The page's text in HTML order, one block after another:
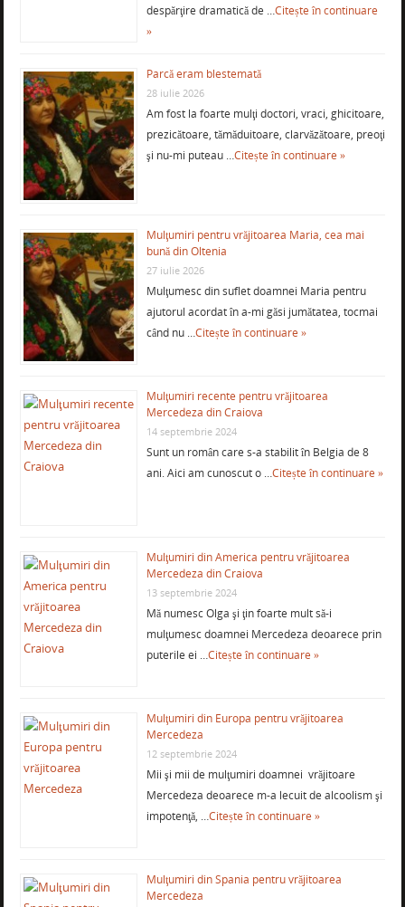
despărţire dramatică de …Citește în continuare
»
Parcă eram blestemată
28 iulie 2026
Am fost la foarte mulţi doctori, vraci, ghicitoare,
prezicătoare, tămăduitoare, clarvăzătoare, preoţi
şi nu-mi puteau …Citește în continuare »
Mulţumiri pentru vrăjitoarea Maria, cea mai
bună din Oltenia
27 iulie 2026
Mulţumesc din suflet doamnei Maria pentru
ajutorul acordat în a-mi găsi jumătatea, tocmai
când nu …Citește în continuare »
Mulţumiri recente pentru vrăjitoarea
Mercedeza din Craiova
14 septembrie 2024
Sunt un român care s-a stabilit în Belgia de 8
ani. Aici am cunoscut o …Citește în continuare »
Mulţumiri din America pentru vrăjitoarea
Mercedeza din Craiova
13 septembrie 2024
Mă numesc Olga şi ţin foarte mult să-i
mulţumesc doamnei Mercedeza deoarece prin
puterile ei …Citește în continuare »
Mulţumiri din Europa pentru vrăjitoarea
Mercedeza
12 septembrie 2024
Mii şi mii de mulţumiri doamnei vrăjitoare
Mercedeza deoarece m-a lecuit de alcoolism şi
impotenţă, …Citește în continuare »
Mulţumiri din Spania pentru vrăjitoarea
Mercedeza